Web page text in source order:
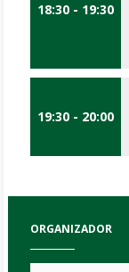
18:30 - 19:30
19:30 - 20:00
ORGANIZADOR